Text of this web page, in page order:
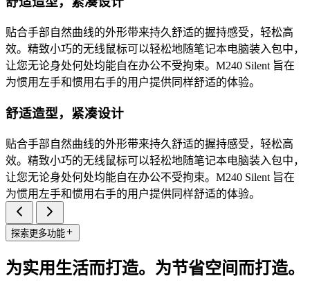
贴合手部自然曲线的外形带来持久舒适的握持感受，轻松高
效。精致小巧的无线鼠标可以轻松地随笔记本电脑装入包中，
让您无论身处何处均能自在办公不受拘束。M240 Silent 旨在
为惯用左手和惯用右手的用户提供同样舒适的体验。
舒适造型，紧凑设计
贴合手部自然曲线的外形带来持久舒适的握持感受，轻松高
效。精致小巧的无线鼠标可以轻松地随笔记本电脑装入包中，
让您无论身处何处均能自在办公不受拘束。M240 Silent 旨在
为惯用左手和惯用右手的用户提供同样舒适的体验。
探索更多功能
为实用生活而打造。为节省空间而打造。